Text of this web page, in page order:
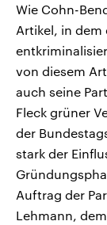
Wie Cohn-
Artikel, in dem
von diesem
auch seine
Fleck grüner
der
stark der
Auftrag der
Lehmann,